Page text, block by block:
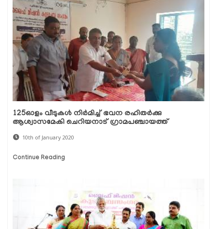
125ഓളം വീടുകള്‍ നിര്‍മിച്ച് ഭവന രഹിതര്‍ക്കു
ആശ്വാസമേകി ചെറിയനാട് ഗ്രാമപഞ്ചായത്ത്
10th of January 2020
Continue Reading